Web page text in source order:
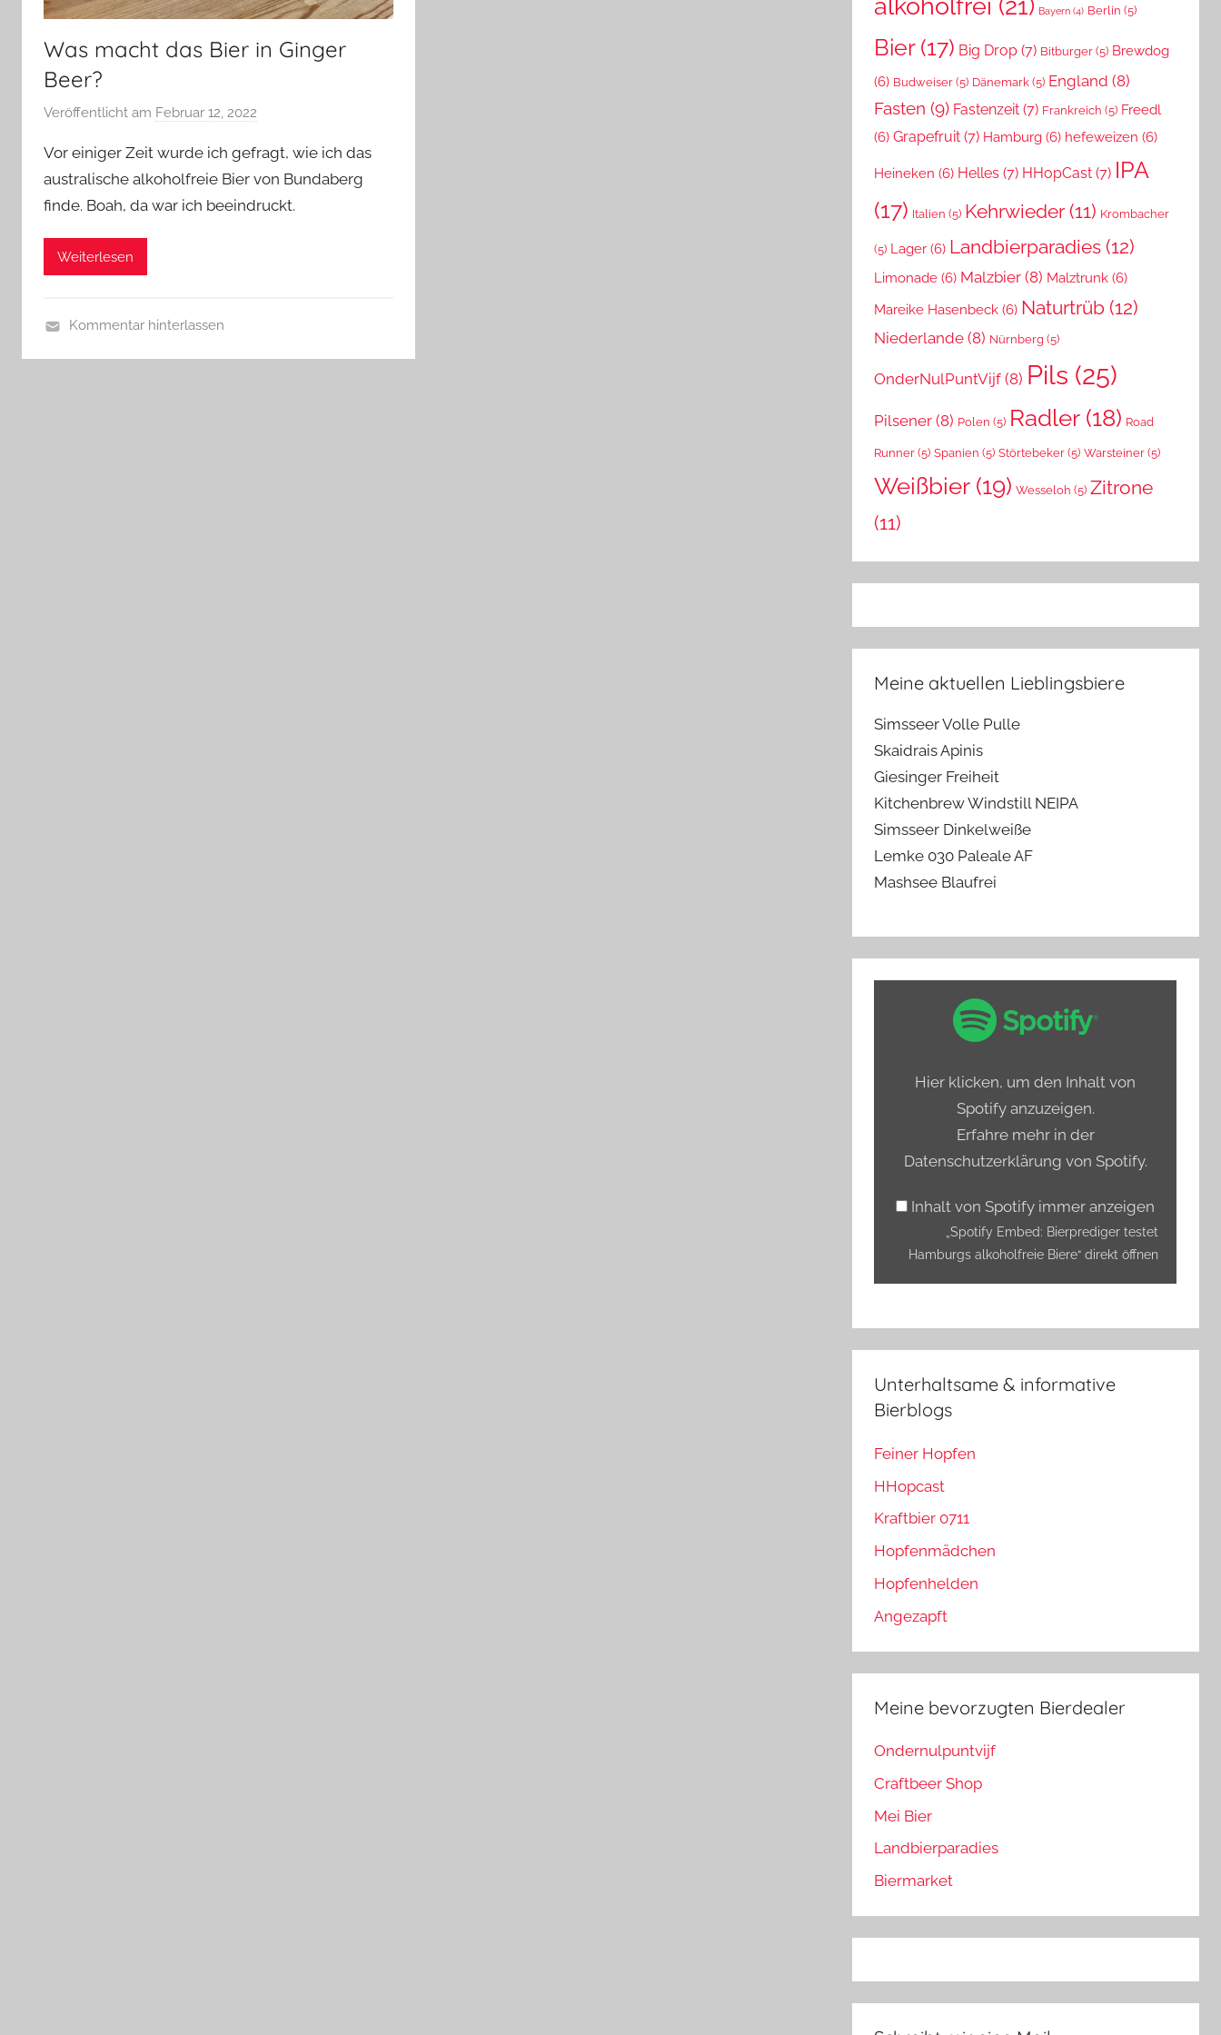
Was macht das Bier in Ginger
Beer?
Veröffentlicht am Februar 12, 2022
n
b
i
Vor einiger Zeit wurde ich gefragt, wie ich das
australische alkoholfreie Bier von Bundaberg
finde. Boah, da war ich beeindruckt.
Weiterlesen
Kommentar hinterlassen
Bayern (4) Berlin (5)
Bier(17) Big Drop (7) Bitburger (5) Brewdog
(6) Budweiser (5) Dänemark (5) England (8)
Fasten (9) Fastenzeit (7) Frankreich (5) Freedl
(6) Grapefruit (7) Hamburg (6) hefeweizen (6)
Heineken (6) Helles (7) HHopCast (7) IPA
(17) Italien (5) Kehrwieder (11) Krombacher
(5) Lager (6) Landbierparadies (12)
Limonade (6) Malzbier (8) Malztrunk (6)
Mareike Hasenbeck (6) Naturtrüb (12)
Niederlande (8) Nürnberg (5)
OnderNulPuntVijf (8) Pils (25)
Pilsener (8) Polen (5) Radler(18) Road
Runner (5) Spanien (5) Störtebeker (5) Warsteiner (5)
Weißbier(19) Wesseloh (5) Zitrone
(11)
Meine aktuellen Lieblingsbiere
Simsseer Volle Pulle
Skaidrais Apinis
Giesinger Freiheit
Kitchenbrew Windstill NEIPA
Simsseer Dinkelweiße
Lemke 030 Paleale AF
Mashsee Blaufrei
Bierprediger
Spotify
Hier klicken, um den Inhalt von
Spotify anzuzeigen.
Erfahre mehr in der
Datenschutzerklärung von Spotify.
Inhalt von Spotify immer anzeigen
„Spotify Embed: Bierprediger testet
Hamburgs alkoholfreie Biere“ direkt öffnen
Unterhaltsame & informative
Bierblogs
Feiner Hopfen
HHopcast
Kraftbier 0711
Hopfenmädchen
Hopfenhelden
Angezapft
Meine bevorzugten Bierdealer
Ondernulpuntvijf
Craftbeer Shop
Mei Bier
Landbierparadies
Biermarket